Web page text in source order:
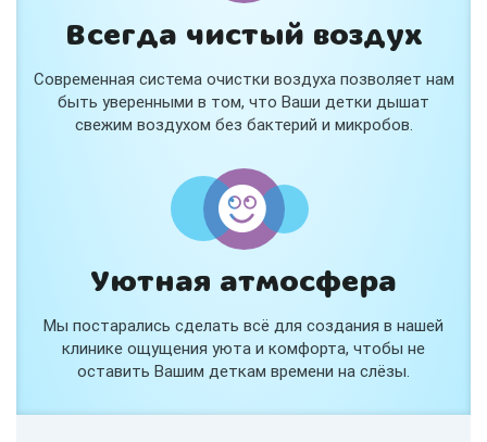
Всегда чистый воздух
Современная система очистки воздуха позволяет нам
быть уверенными в том, что Ваши детки дышат
свежим воздухом без бактерий и микробов.
Уютная атмосфера
Мы постарались сделать всё для создания в нашей
клинике ощущения уюта и комфорта, чтобы не
оставить Вашим деткам времени на слёзы.